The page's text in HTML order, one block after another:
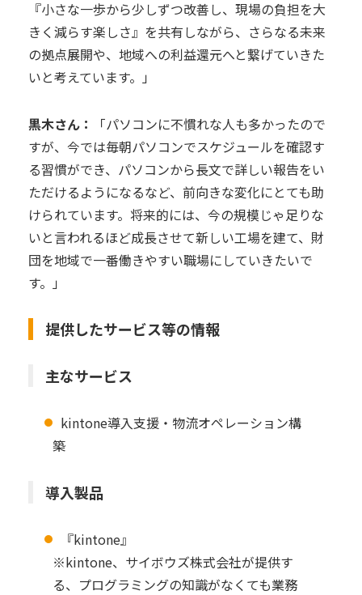
『小さな一歩から少しずつ改善し、現場の負担を大
きく減らす楽しさ』を共有しながら、さらなる未来
の拠点展開や、地域への利益還元へと繋げていきた
いと考えています。」
黒木さん：
「パソコンに不慣れな人も多かったので
すが、今では毎朝パソコンでスケジュールを確認す
る習慣ができ、パソコンから長文で詳しい報告をい
ただけるようになるなど、前向きな変化にとても助
けられています。将来的には、今の規模じゃ足りな
いと言われるほど成長させて新しい工場を建て、財
団を地域で一番働きやすい職場にしていきたいで
す。」
提供したサービス等の情報
主なサービス
kintone導入支援・物流オペレーション構
築
導入製品
『kintone』
※kintone、サイボウズ株式会社が提供す
る、プログラミングの知識がなくても業務